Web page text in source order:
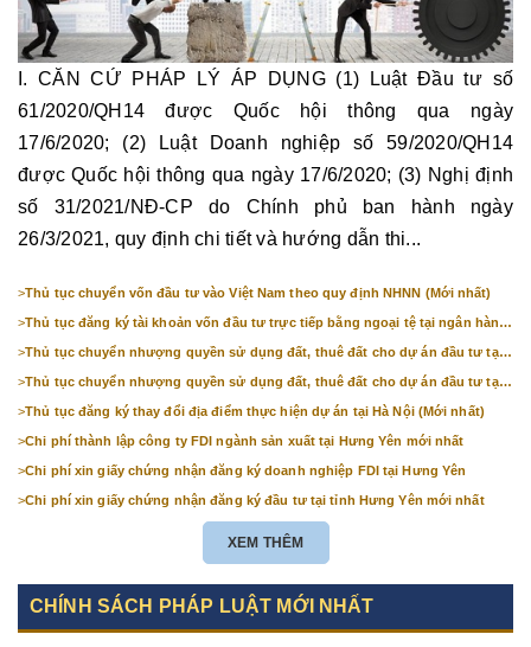
I. CĂN CỨ PHÁP LÝ ÁP DỤNG (1) Luật Đầu tư số
61/2020/QH14 được Quốc hội thông qua ngày
17/6/2020; (2) Luật Doanh nghiệp số 59/2020/QH14
được Quốc hội thông qua ngày 17/6/2020; (3) Nghị định
số 31/2021/NĐ-CP do Chính phủ ban hành ngày
26/3/2021, quy định chi tiết và hướng dẫn thi...
>Thủ tục chuyển vốn đầu tư vào Việt Nam theo quy định NHNN (Mới nhất)
>Thủ tục đăng ký tài khoản vốn đầu tư trực tiếp bằng ngoại tệ tại ngân hàng
>Thủ tục chuyển nhượng quyền sử dụng đất, thuê đất cho dự án đầu tư tại
>Thủ tục chuyển nhượng quyền sử dụng đất, thuê đất cho dự án đầu tư tại
>Thủ tục đăng ký thay đổi địa điểm thực hiện dự án tại Hà Nội (Mới nhất)
>Chi phí thành lập công ty FDI ngành sản xuất tại Hưng Yên mới nhất
>Chi phí xin giấy chứng nhận đăng ký doanh nghiệp FDI tại Hưng Yên
>Chi phí xin giấy chứng nhận đăng ký đầu tư tại tỉnh Hưng Yên mới nhất
XEM THÊM
CHÍNH SÁCH PHÁP LUẬT MỚI NHẤT